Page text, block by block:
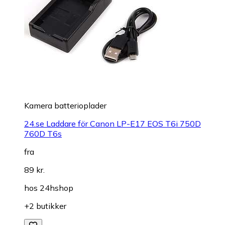
Kamera batterioplader
24.se Laddare för Canon LP-E17 EOS T6i 750D
760D T6s
fra
89 kr.
hos 24hshop
+2 butikker